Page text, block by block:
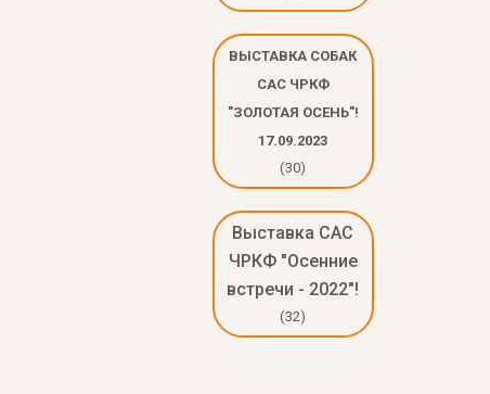
ВЫСТАВКА СОБАК
САС ЧРКФ
"ЗОЛОТАЯ ОСЕНЬ"!
17.09.2023
(30)
Выставка САС
ЧРКФ "Осенние
встречи - 2022"!
(32)